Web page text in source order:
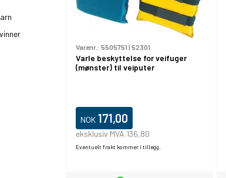
Varenr.: 5505751 | 52301
Varle beskyttelse for veifuger
(mønster) til veiputer
NOK 171,00
eksklusiv MVA 136,80
Eventuelt frakt kommer i tillegg.